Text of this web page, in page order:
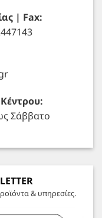
| Fax:
Σάββατο
& υπηρεσίες.